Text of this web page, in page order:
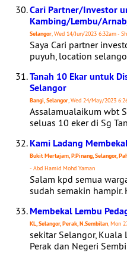
Cari Partner/Investor
Kambing/Lembu/
Selangor, Wed 14/Jun/2023 6:32am -
Saya Cari partner
puyuh, location
Tanah 10 Ekar untuk
Selangor
Bangi, Selangor, Wed 24/May/2023
Assalamualaikum wbt
seluas 10 eker di Sg
Kami Ladang
Bukit Mertajam, P.Pinang, Selangor,
- Abd Hamid Mohd Yaman
Salam kpd semua
sudah semakin hampir.
Membekal Lembu
KL, Selangor, Perak, N.Sembilan, Mon
sekitar Selangor, Kuala
Perak dan Negeri